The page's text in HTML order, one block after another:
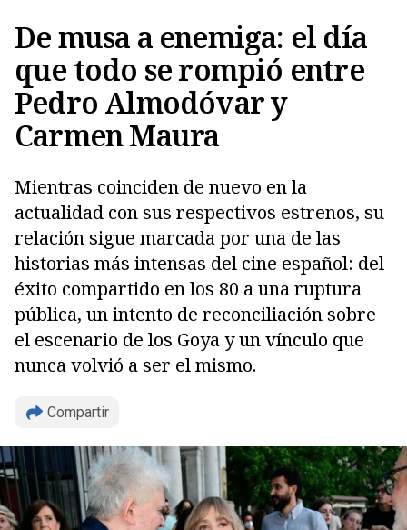
De musa a enemiga: el día
que todo se rompió entre
Pedro Almodóvar y
Carmen Maura
Mientras coinciden de nuevo en la
actualidad con sus respectivos estrenos, su
relación sigue marcada por una de las
historias más intensas del cine español: del
éxito compartido en los 80 a una ruptura
pública, un intento de reconciliación sobre
el escenario de los Goya y un vínculo que
nunca volvió a ser el mismo.
Compartir